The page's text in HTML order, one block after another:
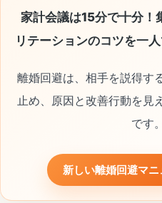
家計会議は15分で十分！
リテーションのコツを一
離婚回避は、相手を説得す
止め、原因と改善行動を見
です。
新しい離婚回避マ